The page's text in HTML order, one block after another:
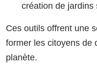
création de jardins
Ces outils offrent une
former les citoyens de
planète.